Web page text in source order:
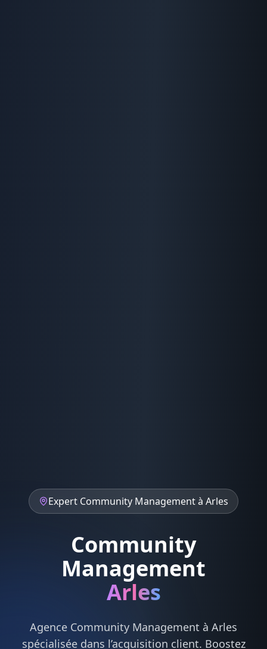
Expert Community Managementà Arles
Community
Management
Arles
Agence Community Management à Arles
spécialisée dans l’acquisition client. Boostez